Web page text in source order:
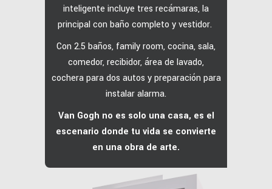
inteligente incluye tres recámaras, la
principal con baño completo y vestidor.
Con 2.5 baños, family room, cocina, sala,
comedor, recibidor, área de lavado,
cochera para dos autos y preparación para
instalar alarma.
Van Gogh no es solo una casa, es el
escenario donde tu vida se convierte
en una obra de arte.